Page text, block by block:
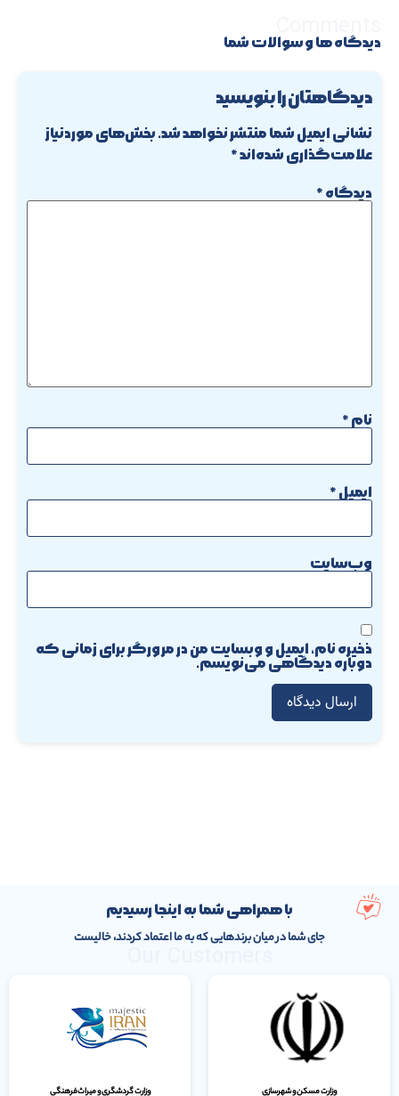
دیدگاه ها و سوالات شما
دیدگاهتان را بنویسید
نشانی ایمیل شما منتشر نخواهد شد.بخش‌های موردنیاز
علامت‌گذاری شده‌اند*
دیدگاه*
نام*
ایمیل*
وب‌سایت
ذخیره نام، ایمیل و وبسایت من در مرورگر برای زمانی که
دوباره دیدگاهی می‌نویسم.
با همراهی شما به اینجا رسیدیم
جای شما در میان برندهایی که به ما اعتماد کردند، خالیست
وزارت مسکن و شهرسازی وزارت گردشگری و میراث‌فرهنگی